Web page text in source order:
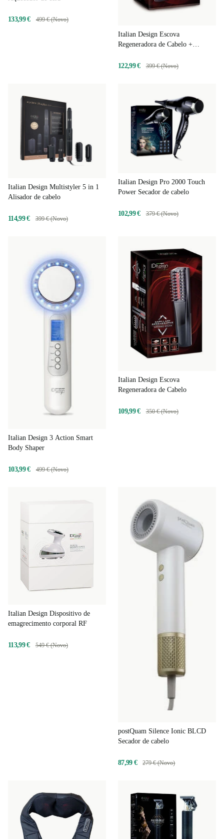
133,99 € 499 € (Novo)
Italian Design Escova
Regeneradora de Cabelo +
122,99 €
399 € (Novo)
Italian Design Multistyler 5 in 1
Alisador de cabelo
114,99 € 399 € (Novo)
Italian Design Pro 2000 Touch
Power Secador de cabelo
102,99 € 379 € (Novo)
Italian Design 3 Action Smart
Body Shaper
103,99 € 499 € (Novo)
Italian Design Escova
Regeneradora de Cabelo
109,99 € 350 € (Novo)
Italian Design Dispositivo de
emagrecimento corporal RF
113,99 € 549 € (Novo)
postQuam Silence Ionic BLCD
Secador de cabelo
87,99 € 279 € (Novo)